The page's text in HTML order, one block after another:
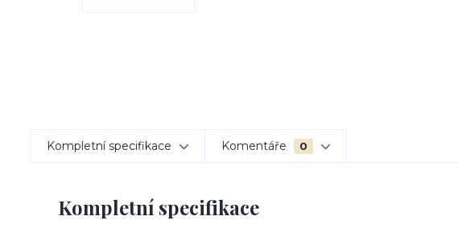
Kompletní specifikace Komentáře 0
Kompletní specifikace